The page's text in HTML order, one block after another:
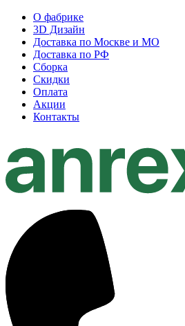
О фабрике
3D Дизайн
Доставка по Москве и МО
Доставка по РФ
Сборка
Скидки
Оплата
Акции
Контакты